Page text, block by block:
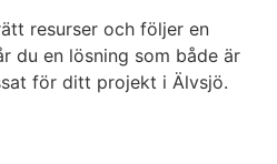
resurser och följer en
du en lösning som både är
för ditt projekt i Älvsjö.